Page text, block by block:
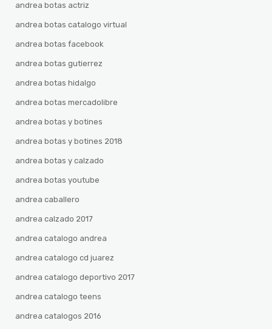
andrea botas actriz
andrea botas catalogo virtual
andrea botas facebook
andrea botas gutierrez
andrea botas hidalgo
andrea botas mercadolibre
andrea botas y botines
andrea botas y botines 2018
andrea botas y calzado
andrea botas youtube
andrea caballero
andrea calzado 2017
andrea catalogo andrea
andrea catalogo cd juarez
andrea catalogo deportivo 2017
andrea catalogo teens
andrea catalogos 2016